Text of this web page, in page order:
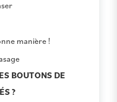
manière !
BOUTONS DE
?